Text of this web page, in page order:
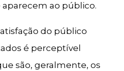
aparecem ao público.
do público
é perceptível
são, geralmente, os